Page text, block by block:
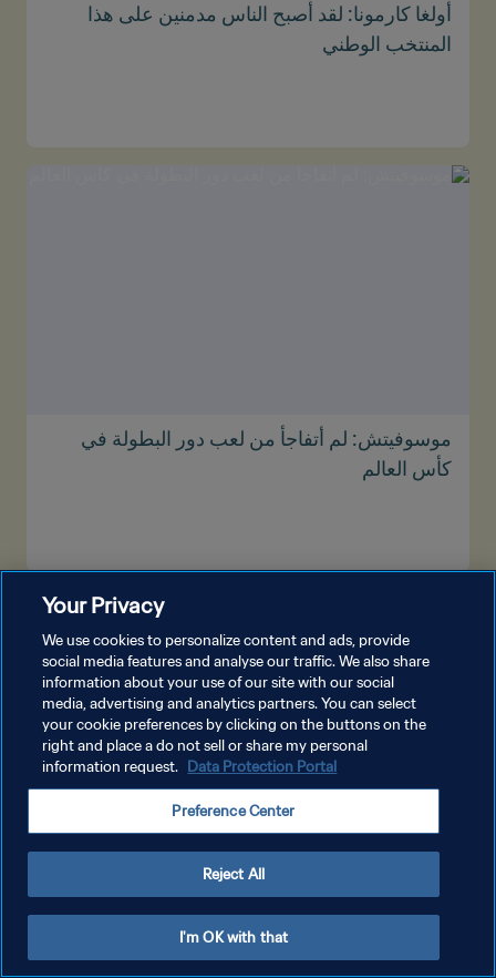
أولغا كارمونا: لقد أصبح الناس مدمنين على هذا
المنتخب الوطني
موسوفيتش: لم أتفاجأ من لعب دور البطولة في
كأس العالم
إدارة تفضيلات ملفات تعريف الارتباط
Your Privacy
We use cookies to personalize content and ads, provide
social media features and analyse our traffic. We also share
information about your use of our site with our social
media, advertising and analytics partners. You can select
your cookie preferences by clicking on the buttons on the
right and place a do not sell or share my personal
information request. Data Protection Portal
Preference Center
Reject All
I'm OK with that